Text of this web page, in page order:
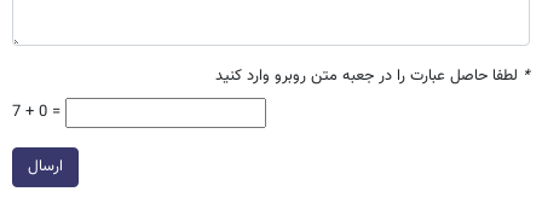
* لطفا حاصل عبارت را در جعبه متن روبرو وارد کنید
7 + 0 =
ارسال